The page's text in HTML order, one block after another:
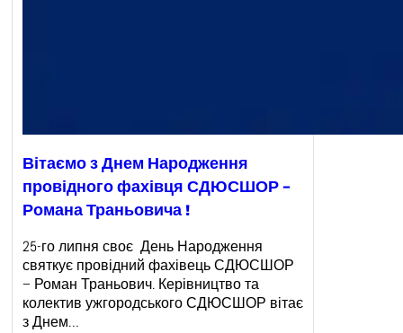
Вітаємо з Днем Народження
провідного фахівця СДЮСШОР –
Романа Траньовича !
25-го липня своє День Народження
святкує провідний фахівець СДЮСШОР
– Роман Траньович. Керівництво та
колектив ужгородського СДЮСШОР вітає
з Днем…